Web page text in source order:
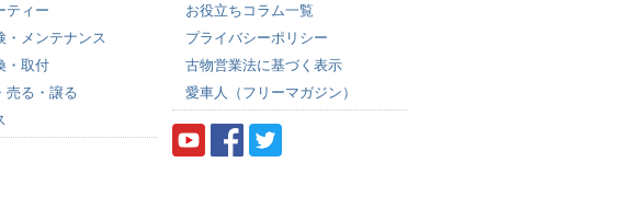
ティー
・メンテナンス
・取付
売る・譲る
お役立ちコラム一覧
プライバシーポリシー
古物営業法に基づく表示
愛車人（フリーマガジン）